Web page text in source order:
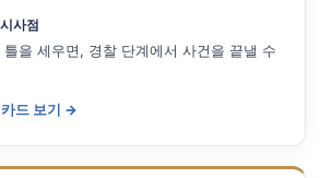
사점
을 세우면, 경찰 단계에서 사건을 끝낼 수
카드 보기 →